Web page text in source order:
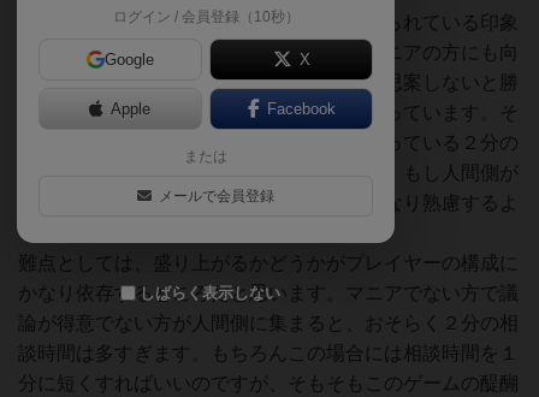
パーティーゲームとしてのくくりで受け取られている印象
がありますが、案外中量級を求めているマニアの方にも向
いているかもしれません。人間側はかなり思案しないと勝
てないくらいゴジラに有利なバランスになっています。そ
れだけに、マニアの方であれば人間側が持っている２分の
相談時間が短いと感じる気がします。逆に、もし人間側が
本気で勝ちに来た場合には、ゴジラ側もかなり熟慮するよ
うになります。
難点としては、盛り上がるかどうかがプレイヤーの構成に
かなり依存するところだと思います。マニアでない方で議
論が得意でない方が人間側に集まると、おそらく２分の相
談時間は多すぎます。もちろんこの場合には相談時間を１
分に短くすればいいのですが、そもそもこのゲームの醍醐
ログイン / 会員登録（10秒）
Google X
Apple Facebook
または
メールで会員登録
しばらく表示しない